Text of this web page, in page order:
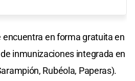
encuentra en forma gratuita en
inmunizaciones integrada en
Rubéola, Paperas).